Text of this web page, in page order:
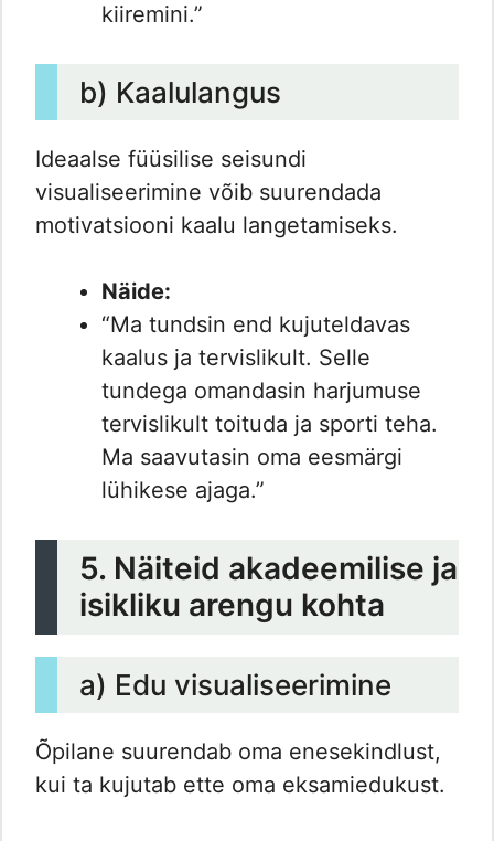
kiiremini.”
b) Kaalulangus
Ideaalse füüsilise seisundi
visualiseerimine võib suurendada
motivatsiooni kaalu langetamiseks.
Näide:
“Ma tundsin end kujuteldavas
kaalus ja tervislikult. Selle
tundega omandasin harjumuse
tervislikult toituda ja sporti teha.
Ma saavutasin oma eesmärgi
lühikese ajaga.”
5. Näiteid akadeemilise ja
isikliku arengu kohta
a) Edu visualiseerimine
Õpilane suurendab oma enesekindlust,
kui ta kujutab ette oma eksamiedukust.